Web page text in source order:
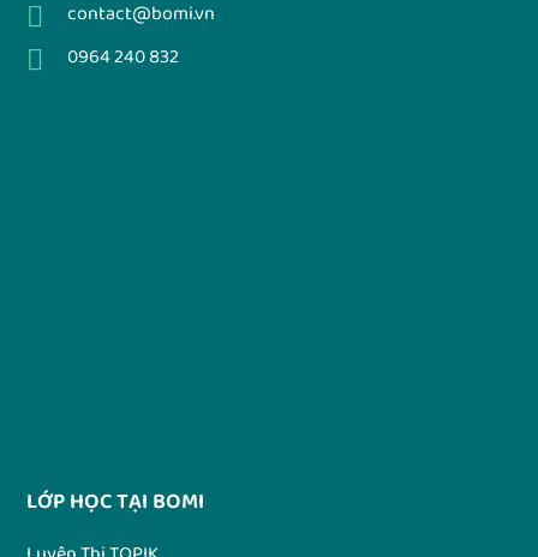
contact@bomi.vn
0964 240 832
LỚP HỌC TẠI BOMI